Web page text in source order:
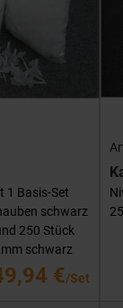
1 Basis-Set
schwarz
250 Stück
schwarz
€/Set